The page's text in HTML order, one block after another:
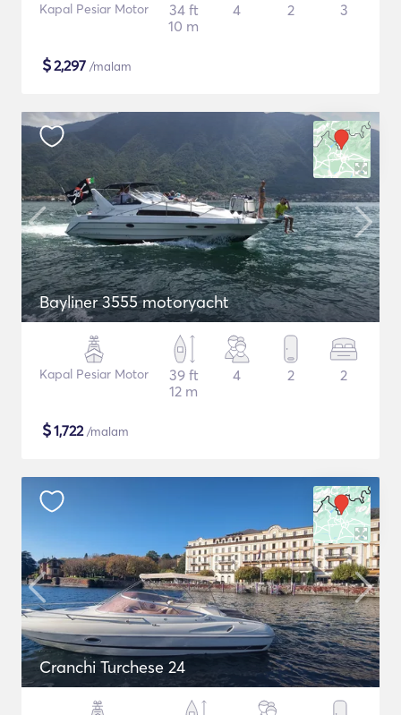
Kapal Pesiar Motor
34 ft
10 m
4 2 3
$2,297 /malam
Bayliner 3555 motoryacht
Kapal Pesiar Motor
39 ft
12 m
4 2 2
$1,722/malam
Cranchi Turchese 24